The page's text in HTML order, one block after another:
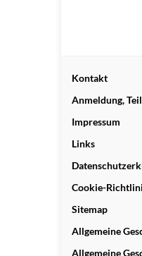
Kontakt
Anmeldung,
Impressum
Links
Cookie-
Sitemap
Allgemeine
Allgemeine